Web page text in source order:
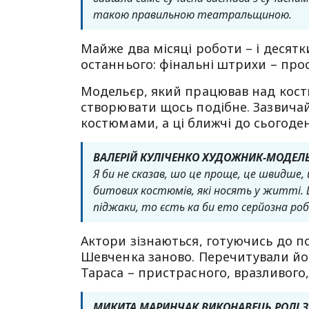
такою правильною театральщиною.
Майже два місяці роботи – і
останнього: фінальні штрихи –
Модельєр, який працював над
створювати щось подібне.
костюмами, а ці ближчі до
ВАЛЕРІЙ КУЛІЧЕНКО ХУДОЖНИК-
Я би не сказав, шо це проще, це
битових костюмів, які носять у житті.
піджаки, то єсть ка би ето серйозна
Актори зізнаються, готуючись до
Шевченка заново. Перечитували
Тараса – пристрасного,